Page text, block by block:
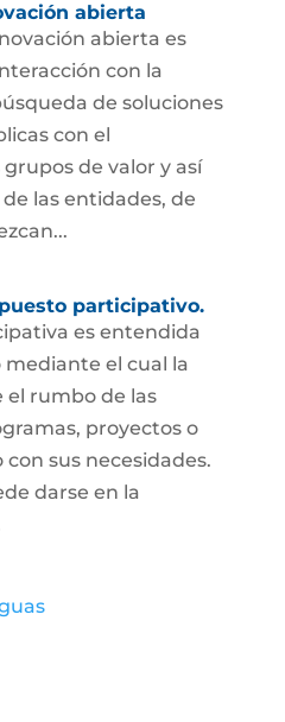
abierta
abierta es
con la
de soluciones
con el
de valor y así
las entidades, de
participativo.
es entendida
el cual la
el rumbo de las
proyectos o
sus necesidades.
darse en la